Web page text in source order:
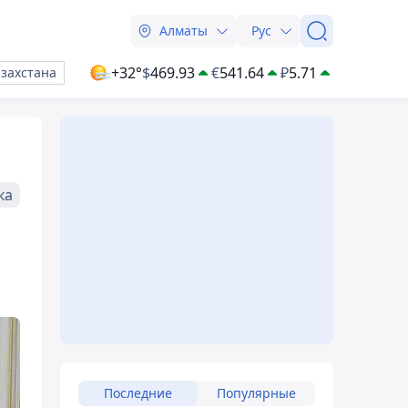
Алматы Рус
+32°$469.93 €541.64 ₽5.71
Последние Популярные